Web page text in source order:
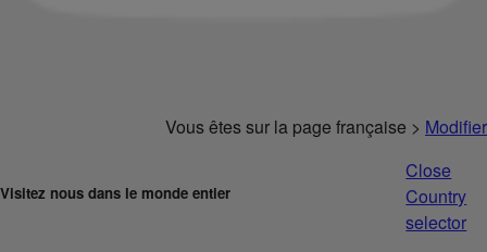
Vous êtes sur la page française > Modifier
Visitez nous dans le monde entier
Close
Country
selector